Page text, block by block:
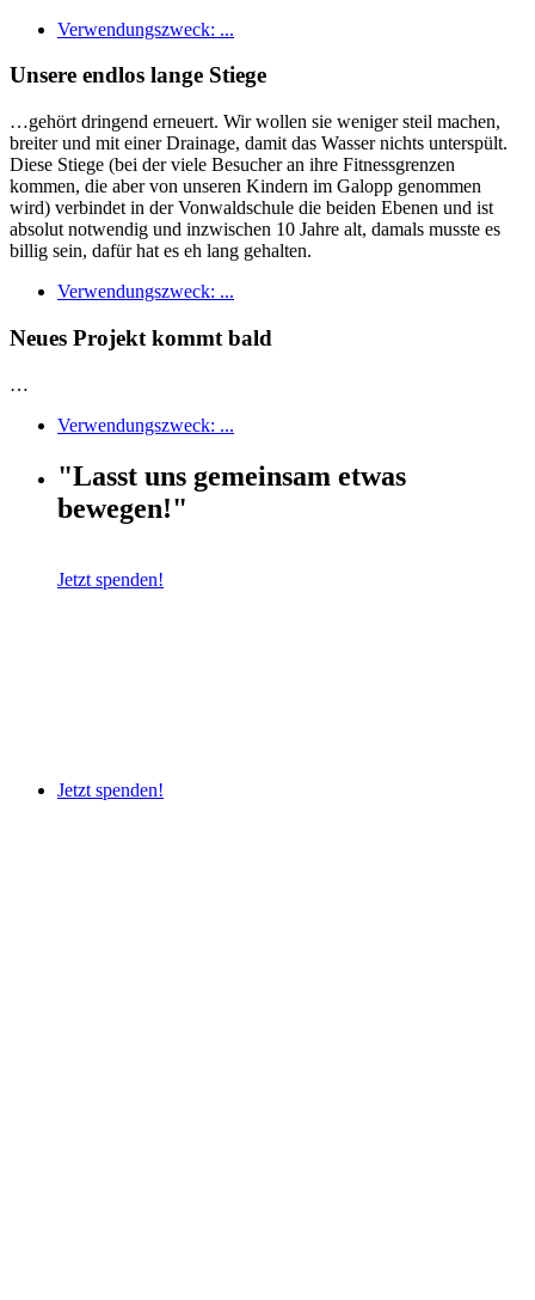
Verwendungszweck: ...
Unsere endlos lange Stiege
…gehört dringend erneuert. Wir wollen sie weniger steil machen,
breiter und mit einer Drainage, damit das Wasser nichts unterspült.
Diese Stiege (bei der viele Besucher an ihre Fitnessgrenzen
kommen, die aber von unseren Kindern im Galopp genommen
wird) verbindet in der Vonwaldschule die beiden Ebenen und ist
absolut notwendig und inzwischen 10 Jahre alt, damals musste es
billig sein, dafür hat es eh lang gehalten.
Verwendungszweck: ...
Neues Projekt kommt bald
…
Verwendungszweck: ...
"Lasst uns gemeinsam etwas
bewegen!"
Jetzt spenden!
Jetzt spenden!